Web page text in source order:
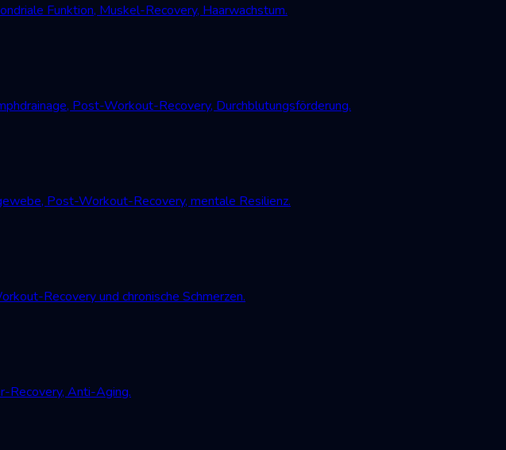
Funktion, Muskel-Recovery, Haarwachstum.
Post-Workout-Recovery, Durchblutungsförderung.
Post-Workout-Recovery, mentale Resilienz.
Recovery und chronische Schmerzen.
Recovery, Anti-Aging.